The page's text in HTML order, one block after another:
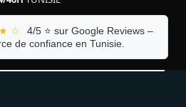
☆
4/5 ⭐ sur Google Reviews –
de confiance en Tunisie.